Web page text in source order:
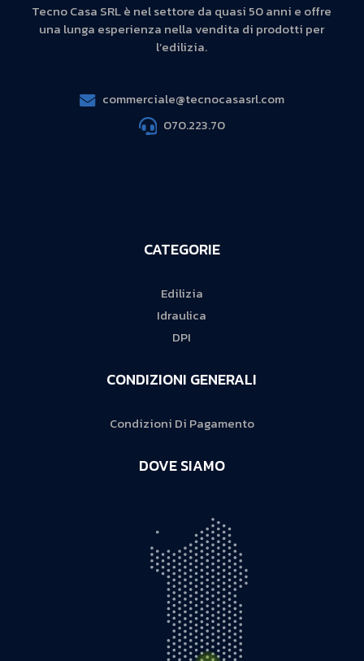
Tecno Casa SRL è nel settore da quasi 50 anni e offre
una lunga esperienza nella vendita di prodotti per
l’edilizia.
commerciale@tecnocasasrl.com
070.223.70
CATEGORIE
Edilizia
Idraulica
DPI
CONDIZIONI GENERALI
Condizioni Di Pagamento
DOVE SIAMO